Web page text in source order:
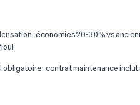
: économies 20-30% vs
obligatoire : contrat maintenance